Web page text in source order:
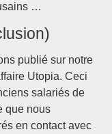
…
publié sur notre
Utopia. Ceci
salariés de
que nous
en contact avec